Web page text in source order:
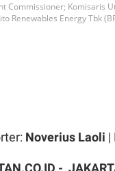
Commissioner; Komisaris
Renewables Energy Tbk
Noverius Laoli |